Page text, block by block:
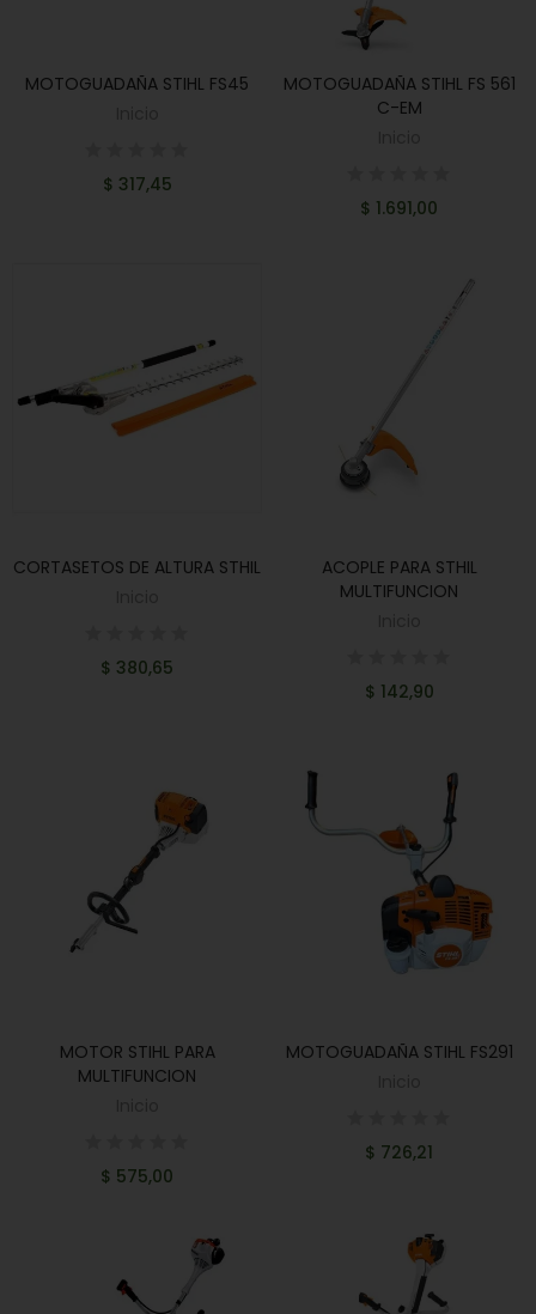
AÑADIR AL CARRITO
MOTOGUADAÑA STIHL FS45
$ 317,45
AÑADIR AL CARRITO
MOTOGUADAÑA STIHL FS 561
C-EM
$ 1.691,00
AÑADIR AL CARRITO
CORTASETOS DE ALTURA STHIL
$ 380,65
AÑADIR AL CARRITO
ACOPLE PARA STHIL
MULTIFUNCION
$ 142,90
AÑADIR AL CARRITO
MOTOR STIHL PARA
MULTIFUNCION
$ 575,00
AÑADIR AL CARRITO
MOTOGUADAÑA STIHL FS291
$ 726,21